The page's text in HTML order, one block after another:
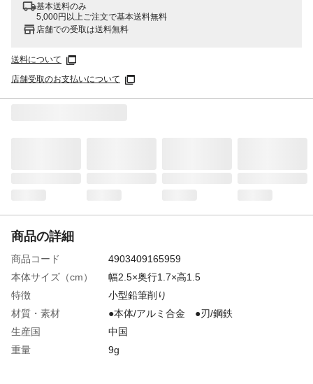
基本送料のみ
5,000円以上ご注文で基本送料無料
店舗での受取は送料無料
送料について
店舗受取のお支払いについて
商品の詳細
商品コード
4903409165959
本体サイズ（cm）
幅2.5×奥行1.7×高1.5
特徴
小型鉛筆削り
材質・素材
●本体/アルミ合金 ●刃/鋼鉄
生産国
中国
重量
9g